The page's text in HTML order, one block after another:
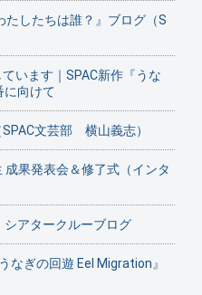
したちは誰？』ブログ（S
います｜SPAC新作『うな
向けて
SPAC文芸部 横山義志）
成果発表会＆修了式（インタ
シアタークルーブログ
なぎの回遊 Eel Migration』